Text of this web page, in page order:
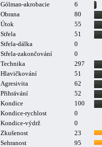
Gólman-akrobacie
6
Obrana
80
Útok
55
Střela
51
Střela-dálka
0
Střela-zakončování
0
Technika
297
Hlavičkování
51
Agresivita
62
Přihrávání
52
Kondice
100
Kondice-rychlost
0
Kondice-výdrž
0
Zkušenost
23
Sehranost
95